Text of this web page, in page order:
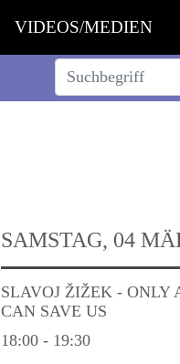
VIDEOS/MEDIEN
Suche
SAMSTAG, 04
SLAVOJ ŽIŽEK - ONLY
CAN SAVE US
18:00 - 19:30